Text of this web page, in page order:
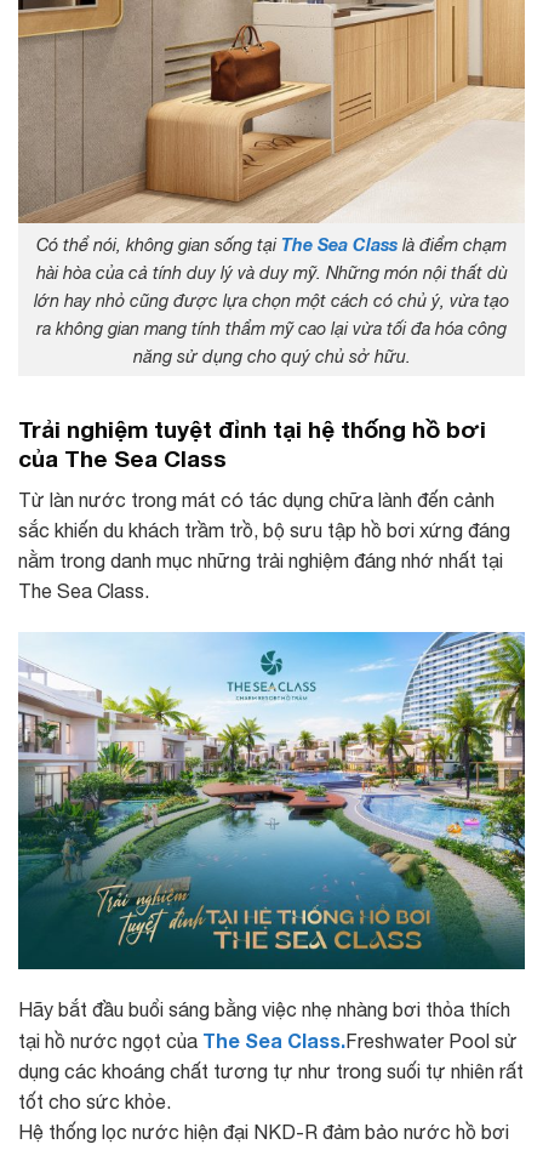
Có thể nói, không gian sống tại The Sea Class là điểm chạm
hài hòa của cả tính duy lý và duy mỹ. Những món nội thất dù
lớn hay nhỏ cũng được lựa chọn một cách có chủ ý, vừa tạo
ra không gian mang tính thẩm mỹ cao lại vừa tối đa hóa công
năng sử dụng cho quý chủ sở hữu.
Trải nghiệm tuyệt đỉnh tại hệ thống hồ bơi
của The Sea Class
Từ làn nước trong mát có tác dụng chữa lành đến cảnh
sắc khiến du khách trầm trồ, bộ sưu tập hồ bơi xứng đáng
nằm trong danh mục những trải nghiệm đáng nhớ nhất tại
The Sea Class.
Hãy bắt đầu buổi sáng bằng việc nhẹ nhàng bơi thỏa thích
tại hồ nước ngọt của The Sea Class.Freshwater Pool sử
dụng các khoáng chất tương tự như trong suối tự nhiên rất
tốt cho sức khỏe.
Hệ thống lọc nước hiện đại NKD-R đảm bảo nước hồ bơi